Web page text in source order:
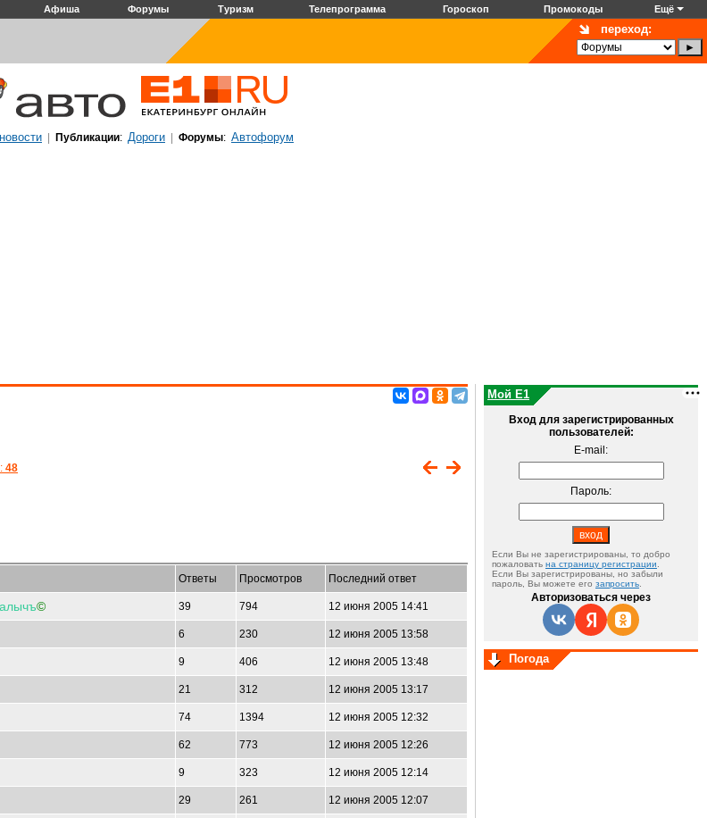
Афиша Форумы Туризм Телепрограмма Гороскоп Промокоды Ещё
переход:
Публикации: Дороги Форумы: Автофорум
48
Ответы Просмотров Последний ответ
© 39 794 12 июня 2005 14:41
6 230 12 июня 2005 13:58
9 406 12 июня 2005 13:48
21 312 12 июня 2005 13:17
74 1394 12 июня 2005 12:32
62 773 12 июня 2005 12:26
9 323 12 июня 2005 12:14
29 261 12 июня 2005 12:07
Мой E1
Вход для зарегистрированных
пользователей:
E-mail:
Пароль:
Если Вы не зарегистрированы, то добро
пожаловать на страницу регистрации
Если Вы зарегистрированы, но забыли
пароль, Вы можете его запросить
Авторизоваться через
Погода